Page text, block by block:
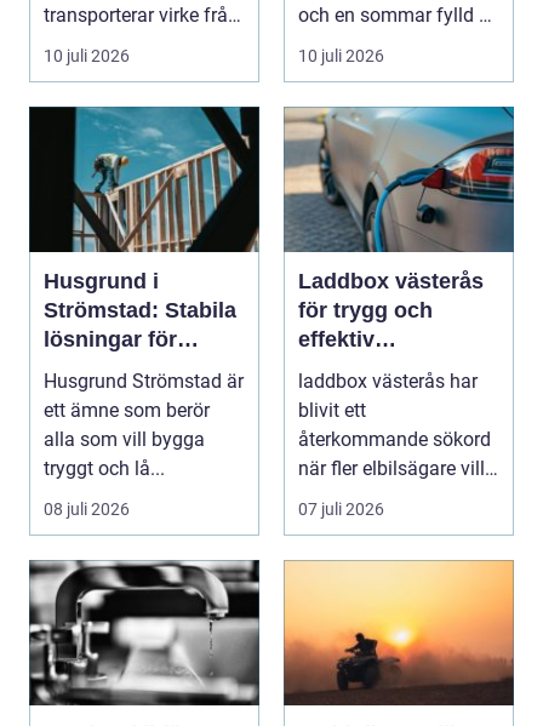
transporterar virke från
avverkningsplatsen till
10 juli 2026
och en sommar fylld av
ofrivilli...
10 juli 2026
Husgrund i
Strömstad: Stabila
lösningar för
boende vid kusten
Husgrund Strömstad är
ett ämne som berör
alla som vill bygga
tryggt och lå...
08 juli 2026
Laddbox västerås
för trygg och
effektiv
hemmaladdning
laddbox västerås har
blivit ett
återkommande sökord
när fler elbilsägare vill
ladda hemma på ett
07 juli 2026